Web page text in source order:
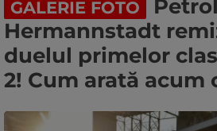
GALERIE FOTO
Hermannstadt
duelul primelor
2! Cum arată acum